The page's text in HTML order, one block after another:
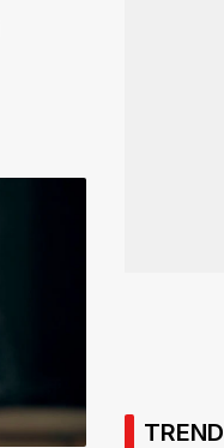
TREND